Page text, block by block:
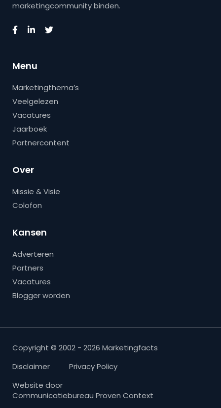
marketingcommunity binden.
Menu
Marketingthema’s
Veelgelezen
Vacatures
Jaarboek
Partnercontent
Over
Missie & Visie
Colofon
Kansen
Adverteren
Partners
Vacatures
Blogger worden
Copyright © 2002 - 2026 Marketingfacts
Disclaimer
Privacy Policy
Website door
Communicatiebureau Proven Context